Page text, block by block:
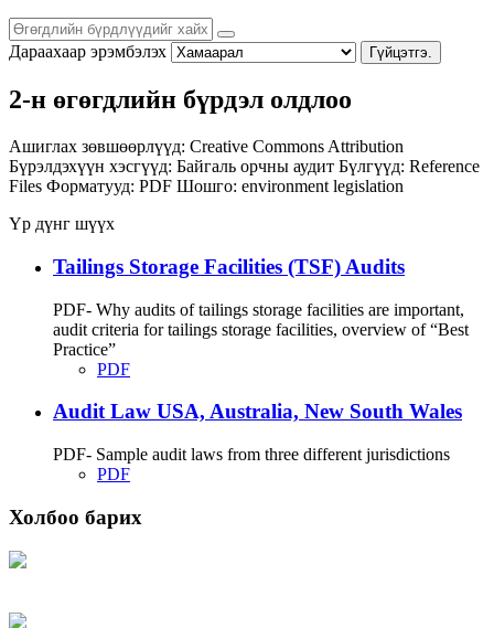
Дараахаар эрэмбэлэх Гүйцэтгэ.
2-н өгөгдлийн бүрдэл олдлоо
Ашиглах зөвшөөрлүүд: Creative Commons Attribution
Бүрэлдэхүүн хэсгүүд: Байгаль орчны аудит Бүлгүүд: Reference
Files Форматууд: PDF Шошго: environment legislation
Үр дүнг шүүх
Tailings Storage Facilities (TSF) Audits
PDF- Why audits of tailings storage facilities are important,
audit criteria for tailings storage facilities, overview of “Best
Practice”
PDF
Audit Law USA, Australia, New South Wales
PDF- Sample audit laws from three different jurisdictions
PDF
Холбоо барих